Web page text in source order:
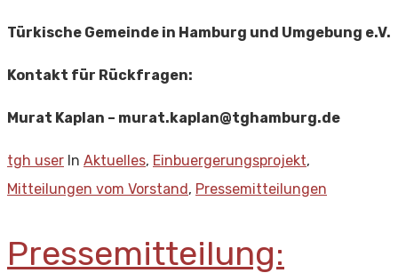
Türkische Gemeinde in Hamburg und Umgebung e.V.
Kontakt für Rückfragen:
Murat Kaplan – murat.kaplan@tghamburg.de
tgh user In Aktuelles, Einbuergerungsprojekt,
Mitteilungen vom Vorstand , Pressemitteilungen
Pressemitteilung: